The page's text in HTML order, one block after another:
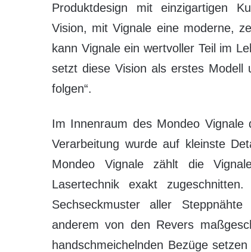
Produktdesign mit einzigartigen
Vision, mit Vignale eine moderne,
kann Vignale ein wertvoller Teil im
setzt diese Vision als erstes
folgen“.
Im Innenraum des Mondeo Vignale
Verarbeitung wurde auf kleinste
Mondeo Vignale zählt die
Lasertechnik exakt
Sechseckmuster aller
anderem von den Revers
handschmeichelnden Bezüge